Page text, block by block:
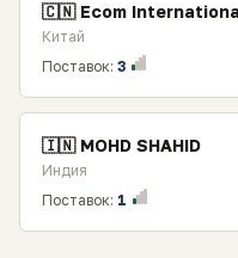
🇨🇳 Ecom
Китай
Поставок: 3
🇮🇳 MOHD SHAHID
Индия
Поставок: 1